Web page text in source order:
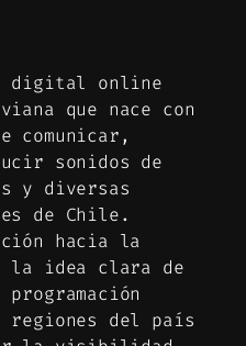
digital online
que nace con
comunicar,
sonidos de
y diversas
de Chile.
hacia la
la idea clara de
regiones del país